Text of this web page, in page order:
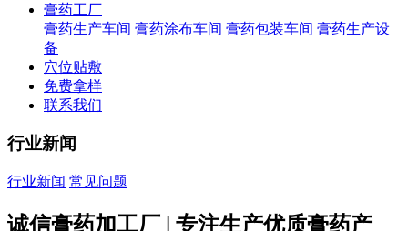
膏药工厂
膏药生产车间 膏药涂布车间 膏药包装车间 膏药生产设
备
穴位贴敷
免费拿样
联系我们
行业新闻
行业新闻 常见问题
诚信膏药加工厂 | 专注生产优质膏药产